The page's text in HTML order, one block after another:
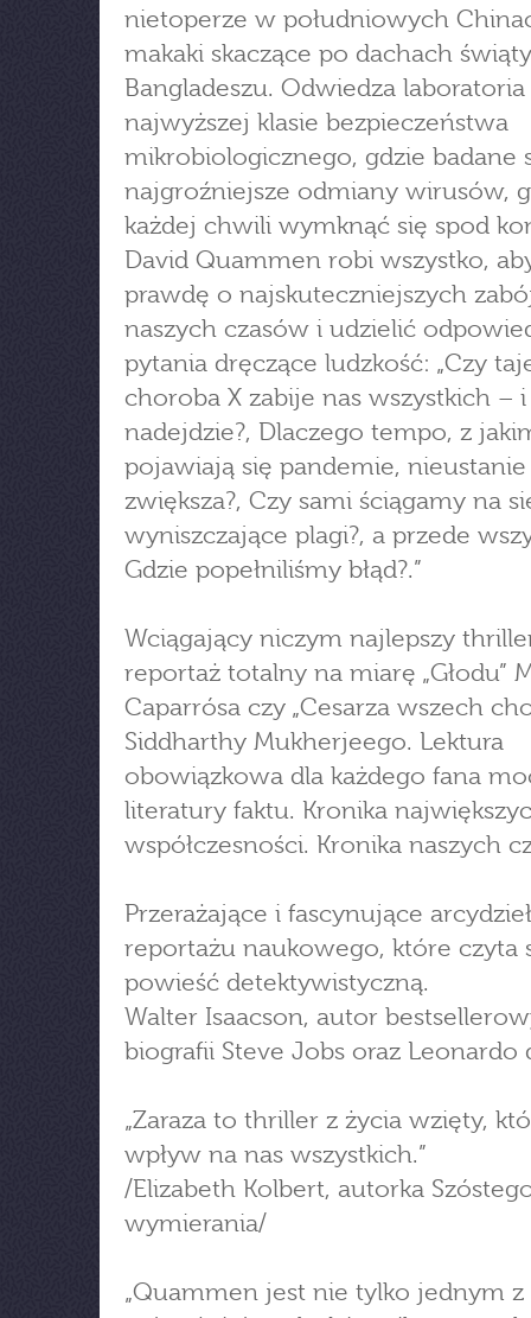
nietoperze w południowych
makaki skaczące po dachach
Bangladeszu. Odwiedza
najwyższej klasie bezpieczeństwa
mikrobiologicznego, gdzie badane
najgroźniejsze odmiany wirusów,
każdej chwili wymknąć się spod
David Quammen robi wszystko,
prawdę o najskuteczniejszych
naszych czasów i udzielić
pytania dręczące ludzkość: „Czy
choroba X zabije nas wszystkich –
nadejdzie?, Dlaczego tempo, z
pojawiają się pandemie, nieustanie
zwiększa?, Czy sami ściągamy na
wyniszczające plagi?, a przede
Gdzie popełniliśmy błąd?.”
Wciągający niczym najlepszy
reportaż totalny na miarę „Głodu”
Caparrósa czy „Cesarza wszech
Siddharthy Mukherjeego. Lektura
obowiązkowa dla każdego fana
literatury faktu. Kronika
współczesności. Kronika naszych
Przerażające i fascynujące
reportażu naukowego, które czyta
powieść detektywistyczną.
Walter Isaacson, autor
biografii Steve Jobs oraz Leonardo
„Zaraza to thriller z życia wzięty,
wpływ na nas wszystkich.”
/Elizabeth Kolbert, autorka
wymierania/
„Quammen jest nie tylko jednym z